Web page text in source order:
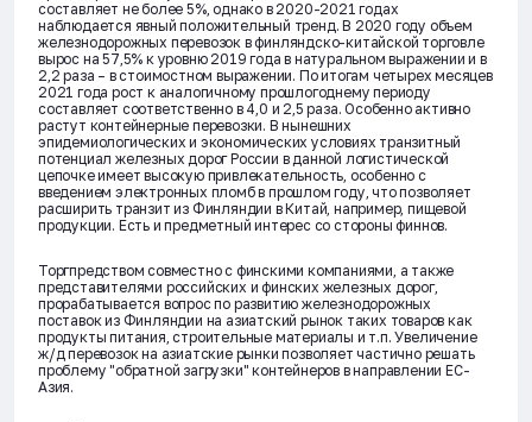
составляет не более 5%, однако в 2020-2021 годах
наблюдается явный положительный тренд. В 2020 году объем
железнодорожных перевозок в финляндско-китайской торговле
вырос на 57,5% к уровню 2019 года в натуральном выражении и в
2,2 раза – в стоимостном выражении. По итогам четырех месяцев
2021 года рост к аналогичному прошлогоднему периоду
составляет соответственно в 4,0 и 2,5 раза. Особенно активно
растут контейнерные перевозки. В нынешних
эпидемиологических и экономических условиях транзитный
потенциал железных дорог России в данной логистической
цепочке имеет высокую привлекательность, особенно с
введением электронных пломб в прошлом году, что позволяет
расширить транзит из Финляндии в Китай, например, пищевой
продукции. Есть и предметный интерес со стороны финнов.
Торгпредством совместно с финскими компаниями, а также
представителями российских и финских железных дорог,
прорабатывается вопрос по развитию железнодорожных
поставок из Финляндии на азиатский рынок таких товаров как
продукты питания, строительные материалы и т.п. Увеличение
ж/д перевозок на азиатские рынки позволяет частично решать
проблему "обратной загрузки" контейнеров в направлении ЕС-
Азия.